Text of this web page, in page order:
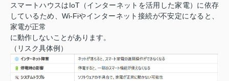
スマートハウスはIoT（インターネットを活用した家電）に依存
しているため、Wi-Fiやインターネット接続が不安定になると、
家電が正常
に動作しないことがあります。
（リスク具体例）